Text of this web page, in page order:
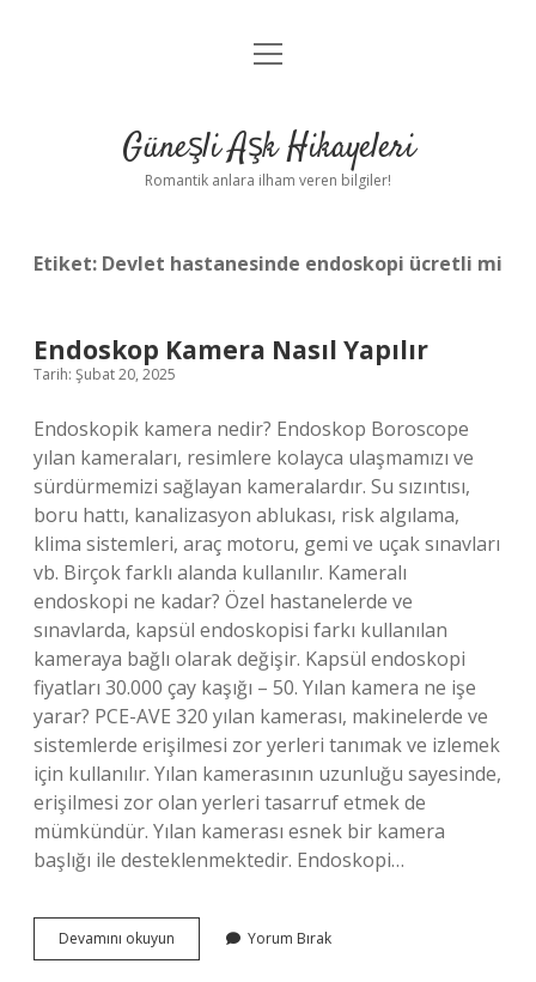
Anasayfa
Yasal Uyarı
menüyü
Güneşli Aşk Hikayeleri
Romantik anlara ilham veren bilgiler!
Etiket: Devlet hastanesinde endoskopi ücretli mi
Endoskop Kamera Nasıl Yapılır
Tarih: Şubat 20, 2025
Endoskopik kamera nedir? Endoskop Boroscope
yılan kameraları, resimlere kolayca ulaşmamızı ve
sürdürmemizi sağlayan kameralardır. Su sızıntısı,
boru hattı, kanalizasyon ablukası, risk algılama,
klima sistemleri, araç motoru, gemi ve uçak sınavları
vb. Birçok farklı alanda kullanılır. Kameralı
endoskopi ne kadar? Özel hastanelerde ve
sınavlarda, kapsül endoskopisi farkı kullanılan
kameraya bağlı olarak değişir. Kapsül endoskopi
fiyatları 30.000 çay kaşığı – 50. Yılan kamera ne işe
yarar? PCE-AVE 320 yılan kamerası, makinelerde ve
sistemlerde erişilmesi zor yerleri tanımak ve izlemek
için kullanılır. Yılan kamerasının uzunluğu sayesinde,
erişilmesi zor olan yerleri tasarruf etmek de
mümkündür. Yılan kamerası esnek bir kamera
başlığı ile desteklenmektedir. Endoskopi…
Devamını okuyun Endoskop
Kamera
Yorum Bırak